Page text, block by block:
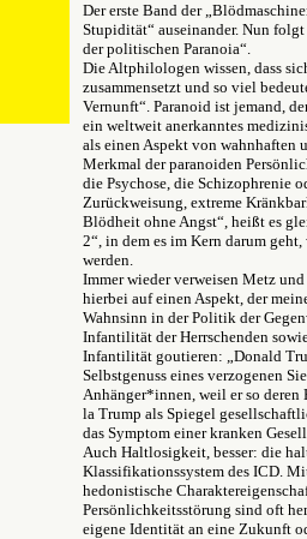
Der erste Band der
Stupidität“ auseinander. Nun
der politischen Paranoia“.
Die Altphilologen wissen, dass
zusammensetzt und so viel
Vernunft“. Paranoid ist jemand,
ein weltweit anerkanntes
als einen Aspekt von wahnhaften
Merkmal der paranoiden
die Psychose, die Schizophrenie
Zurückweisung, extreme
Blödheit ohne Angst“, heißt es
2“, in dem es im Kern darum
werden.
Immer wieder verweisen Metz
hierbei auf einen Aspekt, der
Wahnsinn in der Politik der
Infantilität der Herrschenden
Infantilität goutieren: „Donald
Selbstgenuss eines verzogenen
Anhänger*innen, weil er so
la Trump als Spiegel
das Symptom einer kranken
Auch Haltlosigkeit, besser: die
Klassifikationssystem des ICD.
hedonistische
Persönlichkeitsstörung sind oft
eigene Identität an eine Zukunft